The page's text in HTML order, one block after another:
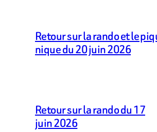
Retour sur la rando et le
nique du 20 juin 2026
Retour sur la rando du 17
juin 2026